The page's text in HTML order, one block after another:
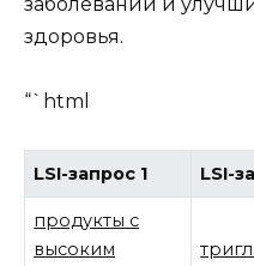
здоровья.
“`html
LSI-запрос 1 LSI-
продукты с
высоким